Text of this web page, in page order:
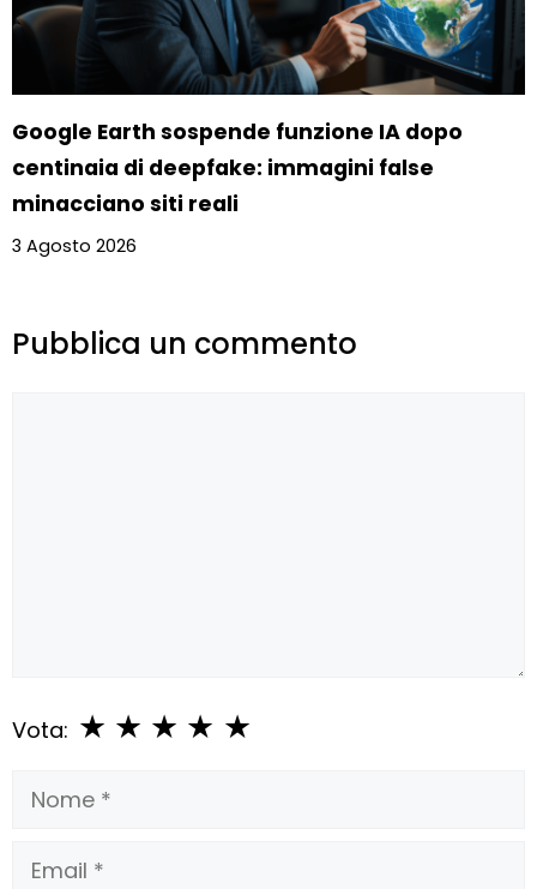
Google Earth sospende funzione IA dopo
centinaia di deepfake: immagini false
minacciano siti reali
3 Agosto 2026
Pubblica un commento
Vota: ★
★
★
★
★
Nome
Email